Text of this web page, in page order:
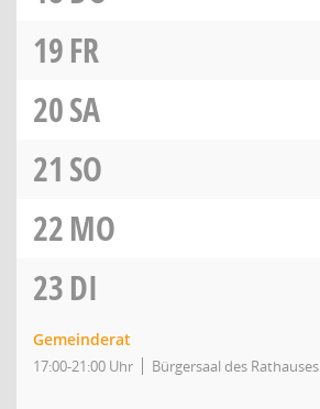
19FR
20SA
21 SO
22MO
23DI
Gemeinderat
17:00-21:00 Uhr Bürgersaal des Rathauses